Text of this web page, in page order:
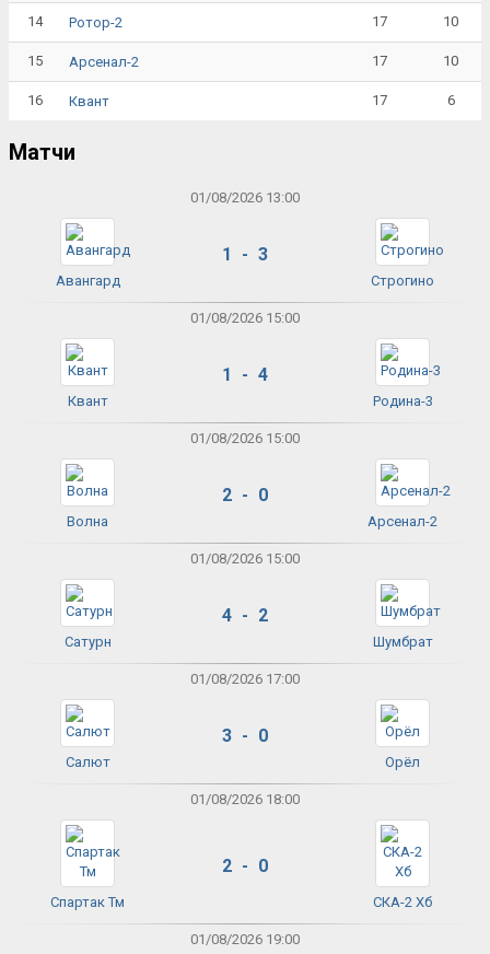
14 Ротор-2 17 10
15 Арсенал-2 17 10
16 Квант 17 6
Матчи
01/08/2026 13:00
Авангард
1 - 3
Строгино
01/08/2026 15:00
Квант
1 - 4
Родина-3
01/08/2026 15:00
Волна
2 - 0
Арсенал-2
01/08/2026 15:00
Сатурн
4 - 2
Шумбрат
01/08/2026 17:00
Салют
3 - 0
Орёл
01/08/2026 18:00
Спартак Тм
2 - 0
СКА-2 Хб
01/08/2026 19:00